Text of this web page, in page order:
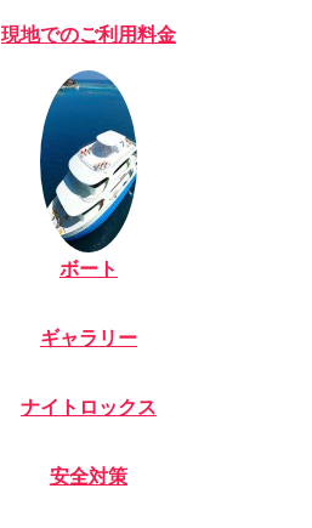
現地でのご利用料金
ボート
ギャラリー
ナイトロックス
安全対策